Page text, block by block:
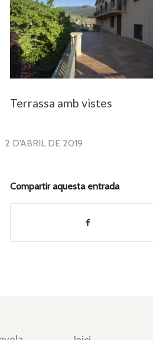
Terrassa amb vistes
2 D'ABRIL DE 2019
Compartir aquesta entrada